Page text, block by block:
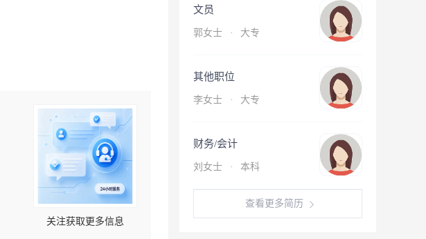
关注获取更多信息
文员
郭女士 · 大专
其他职位
李女士 · 大专
财务/会计
刘女士 · 本科
查看更多简历